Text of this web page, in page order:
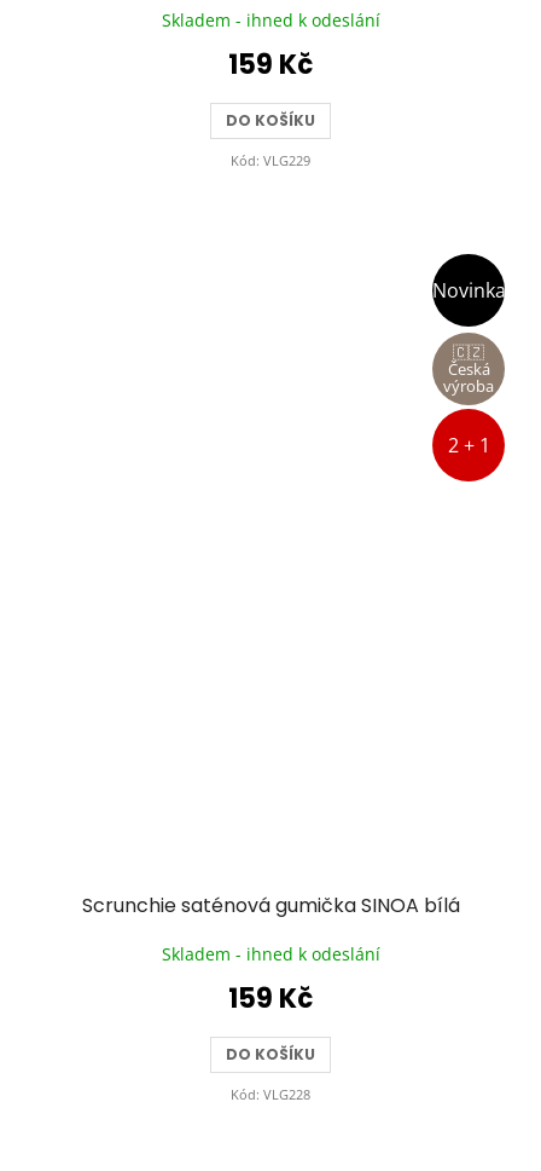
Skladem - ihned k odeslání
159 Kč
DO KOŠÍKU
Kód: VLG229
Novinka
🇨🇿
Česká
výroba
2 + 1
Scrunchie saténová gumička SINOA bílá
Skladem - ihned k odeslání
159 Kč
DO KOŠÍKU
Kód: VLG228